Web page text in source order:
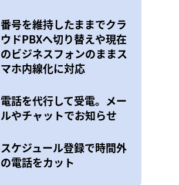
番号を維持したままでクラ
ウドPBXへ切り替えや現在
のビジネスフォンのままス
マホ内線化に対応
電話を代行して受電。メー
ルやチャットでお知らせ
スケジュール登録で時間外
の電話をカット